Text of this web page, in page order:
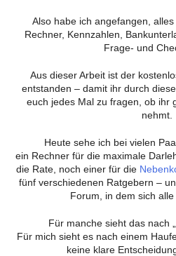
Also habe ich angefangen,
Rechner, Kennzahlen,
Frage- und
Aus dieser Arbeit ist der
entstanden – damit ihr durch
euch jedes Mal zu fragen, ob ihr
nehmt.
Heute sehe ich bei vielen
ein Rechner für die maximale
die Rate, noch einer für die
fünf verschiedenen Ratgebern –
Forum, in dem sich alle
Für manche sieht das nach
Für mich sieht es nach einem
keine klare